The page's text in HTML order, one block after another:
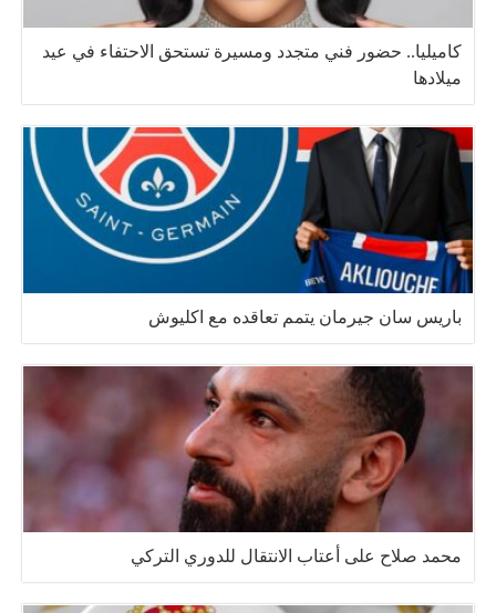
كاميليا.. حضور فني متجدد ومسيرة تستحق الاحتفاء في عيد
ميلادها
باريس سان جيرمان يتمم تعاقده مع اكليوش
محمد صلاح على أعتاب الانتقال للدوري التركي